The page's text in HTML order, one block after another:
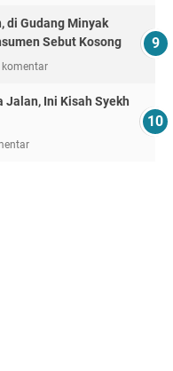
di Gudang Minyak
Sebut Kosong
Jalan, Ini Kisah Syekh